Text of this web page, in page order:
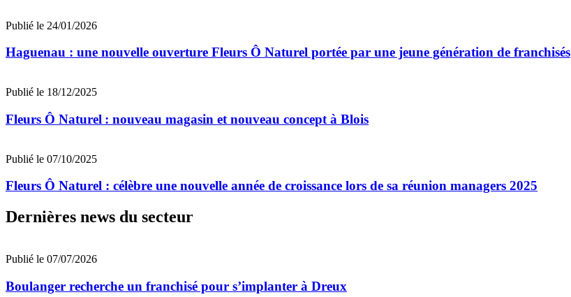
Publié le 24/01/2026
Haguenau : une nouvelle ouverture Fleurs Ô Naturel portée par une jeune génération de franchisés
Publié le 18/12/2025
Fleurs Ô Naturel : nouveau magasin et nouveau concept à Blois
Publié le 07/10/2025
Fleurs Ô Naturel : célèbre une nouvelle année de croissance lors de sa réunion managers 2025
Dernières news du secteur
Publié le 07/07/2026
Boulanger recherche un franchisé pour s’implanter à Dreux